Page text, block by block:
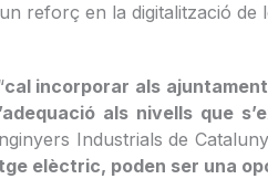
reforç en la digitalització de
cal incorporar als
als nivells que
Industrials de
elèctric, poden ser una